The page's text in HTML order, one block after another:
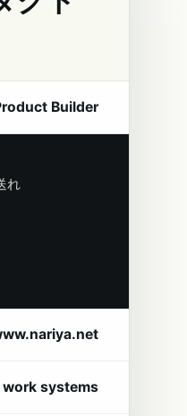
Builder
れ
systems